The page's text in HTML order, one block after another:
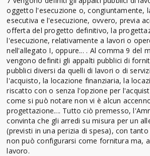
oggetto l'esecuzione o, congiuntamente,
esecutiva e l'esecuzione, ovvero, previa
offerta del progetto definitivo, la
l'esecuzione, relativamente a lavori o
nell'allegato I, oppure... . Al comma 9 del
vengono definiti gli appalti pubblici di
pubblici diversi da quelli di lavori o di
l'acquisto, la locazione finanziaria, la
riscatto con o senza l'opzione per
come si può notare non vi è alcun
progettazione.... Tutto ciò premesso,
convinta che gli arredi su misura per un
(previsti in una perizia di spesa), con
non può configurarsi come fornitura ma,
lavoro.